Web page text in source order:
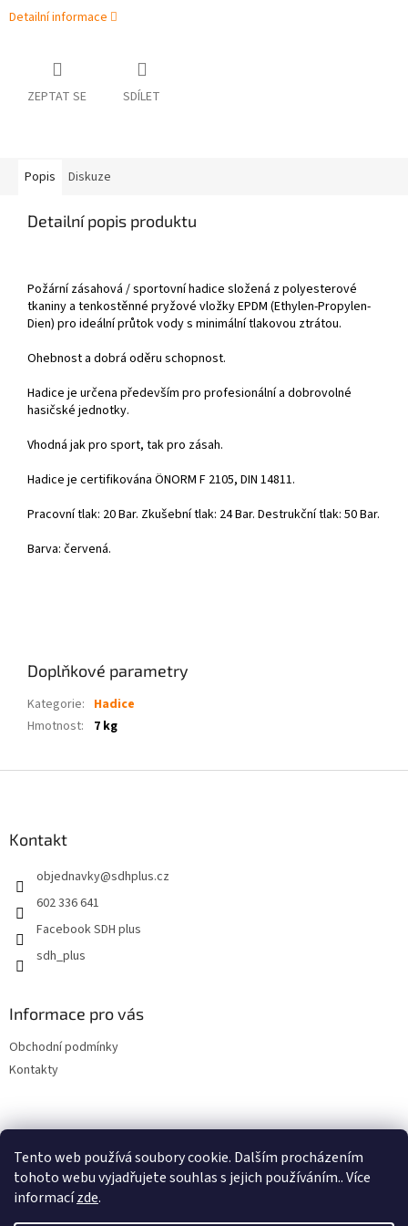
Tento web používá soubory cookie. Dalším procházením
tohoto webu vyjadřujete souhlas s jejich používáním.. Více
informacízde.
Detailní informace
ZEPTAT SE SDÍLET
Popis Diskuze
Detailní popis produktu
Požární zásahová / sportovní hadice složená z polyesterové
tkaniny a tenkostěnné pryžové vložky EPDM (Ethylen-Propylen-
Dien) pro ideální průtok vody s minimální tlakovou ztrátou.
Ohebnost a dobrá oděru schopnost.
Hadice je určena především pro profesionální a dobrovolné
hasičské jednotky.
Vhodná jak pro sport, tak pro zásah.
Hadice je certifikována ÖNORM F 2105, DIN 14811.
Pracovní tlak: 20 Bar. Zkušební tlak: 24 Bar. Destrukční tlak: 50 Bar.
Barva: červená.
Doplňkové parametry
Kategorie: Hadice
Hmotnost: 7 kg
Kontakt
objednavky@sdhplus.cz
602 336 641
Facebook SDH plus
sdh_plus
Informace pro vás
Obchodní podmínky
Kontakty